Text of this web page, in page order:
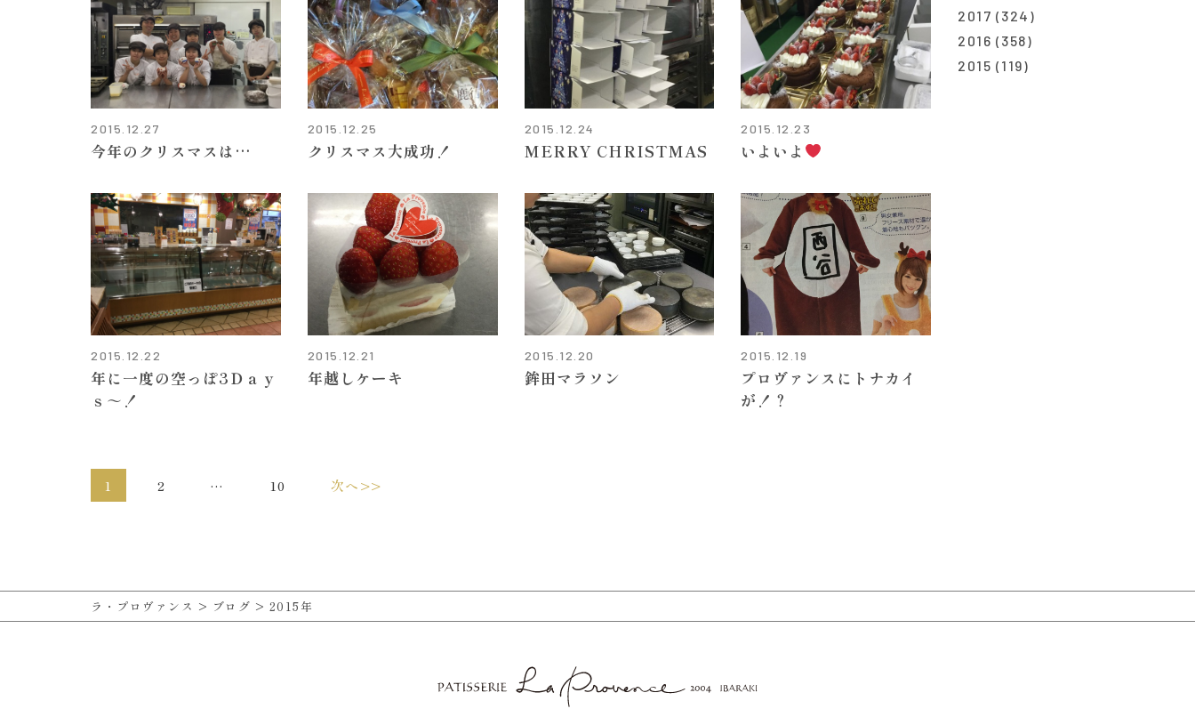
2015.12.27
今年のクリスマスは…
2015.12.25
クリスマス大成功！
2015.12.24
MERRY CHRISTMAS
2015.12.23
いよいよ
2015.12.22
年に一度の空っぽ3Ｄａｙ
ｓ～！
2015.12.21
年越しケーキ
2015.12.20
鉾田マラソン
2015.12.19
プロヴァンスにトナカイ
が！？
1 2 … 10 次へ>>
2017 (324)
2016 (358)
2015 (119)
ラ・プロヴァンス > ブログ > 2015年